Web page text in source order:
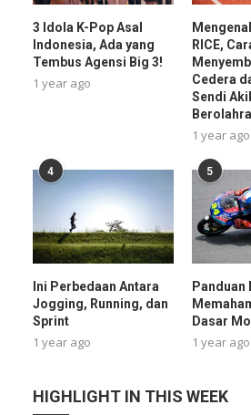
3 Idola K-Pop Asal
Indonesia, Ada yang
Tembus Agensi Big 3!
1 year ago
RICE,
Cedera
Sendi
1 year ago
4
Ini Perbedaan Antara
Jogging, Running, dan
Sprint
1 year ago
5
Panduan
Dasar
1 year ago
HIGHLIGHT IN THIS WEEK